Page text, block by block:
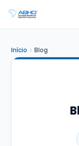
Início Blog